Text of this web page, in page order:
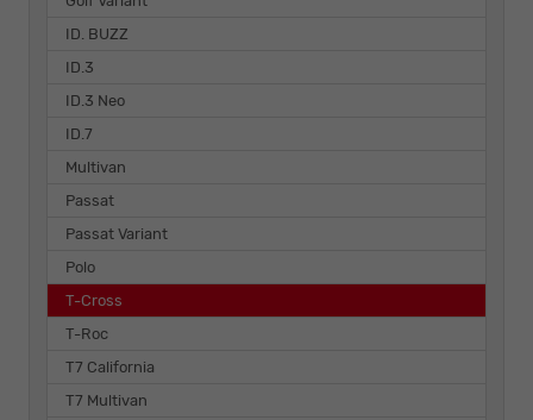
ID. BUZZ
ID.3
ID.3 Neo
ID.7
Multivan
Passat
Passat Variant
Polo
T-Cross
T-Roc
T7 California
T7 Multivan